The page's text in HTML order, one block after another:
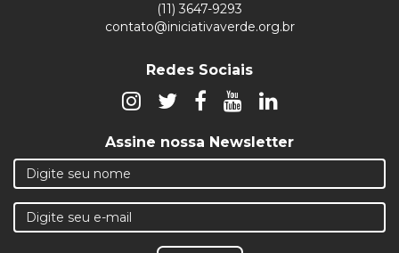
(11) 3647-9293
contato@iniciativaverde.org.br
Redes Sociais
Assine nossa Newsletter